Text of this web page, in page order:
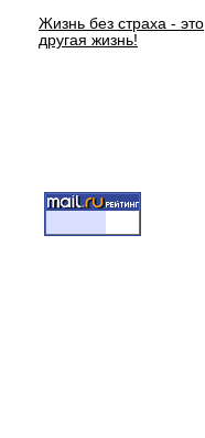
Жизнь без страха - это
другая жизнь!